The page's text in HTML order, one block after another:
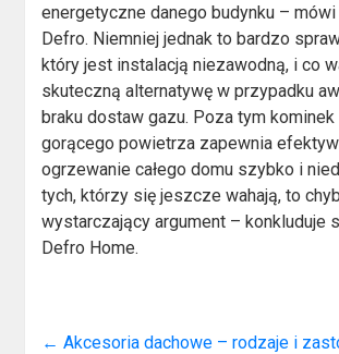
energetyczne danego budynku –
Defro. Niemniej jednak to bardzo
który jest instalacją niezawodną, i co
skuteczną alternatywę w przypadku
braku dostaw gazu. Poza tym
gorącego powietrza zapewnia
ogrzewanie całego domu szybko i
tych, którzy się jeszcze wahają, to
wystarczający argument – konkluduje
Defro Home.
← Akcesoria dachowe – rodzaje i